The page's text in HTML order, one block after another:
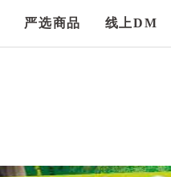
严选商品 线上DM